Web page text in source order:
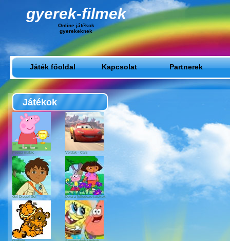
gyerek-filmek
Online játékok
gyerekeknek
Játék főoldal Kapcsolat Partnerek
Játékok
Peppa malac Verdák - Cars
Go! Diego! Go! Dóra a felfedező játékok